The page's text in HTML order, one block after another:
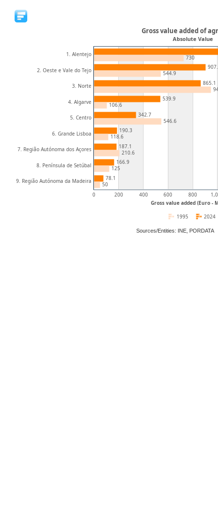
Gross value added (Euro -
0 200 400 600 800
1. Alentejo
2. Oeste e Vale do Tejo
3. Norte
4. Algarve
5. Centro
6. Grande Lisboa
7. Região Autónoma dos Açores
8. Península de Setúbal
9. Região Autónoma da Madeira
865.1
539.9
342.7
190.3
187.1
166.9
78.1
730
544.9
106.6
546.6
118.6
210.6
125
50
Gross value added of
Absolute Value
2024
1995
Sources/Entities: INE, PORDATA